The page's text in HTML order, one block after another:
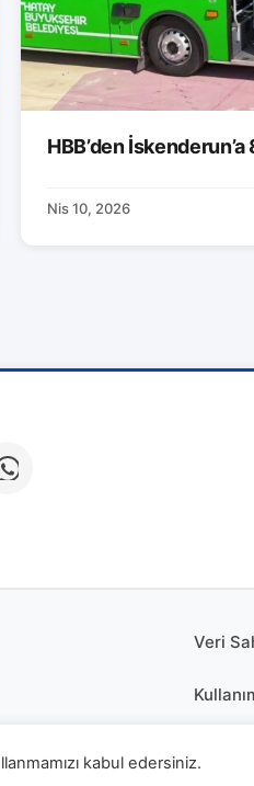
HBB’den
Nis 10, 2026
Veri
kabul edersiniz.